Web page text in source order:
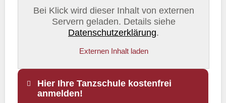
Bei Klick wird dieser Inhalt von externen
Servern geladen. Details siehe
Datenschutzerklärung.
Externen Inhalt laden
Hier Ihre Tanzschule kostenfrei
anmelden!